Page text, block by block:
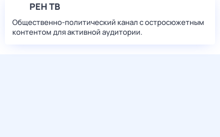
РЕН ТВ
Общественно-политический канал с остросюжетным
контентом для активной аудитории.